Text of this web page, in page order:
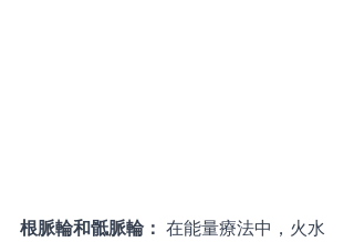
根脈輪和骶脈輪： 在能量療法中，火水